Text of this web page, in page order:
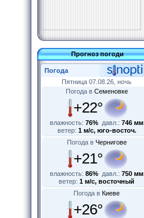
Прогноз погоди
Погода
Пятница 07.08.26, ночь
Погода в Семеновке
+22°
влажность: 76% давл.: 746 мм
ветер: 1 м/с, юго-восточ.
Погода в Чернигове
+21°
влажность: 86% давл.: 750 мм
ветер: 1 м/с, восточный
Погода в Киеве
+26°